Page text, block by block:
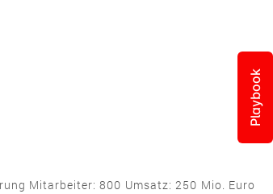
Mitarbeiter: 800 Umsatz: 250 Mio. Euro
Playbook